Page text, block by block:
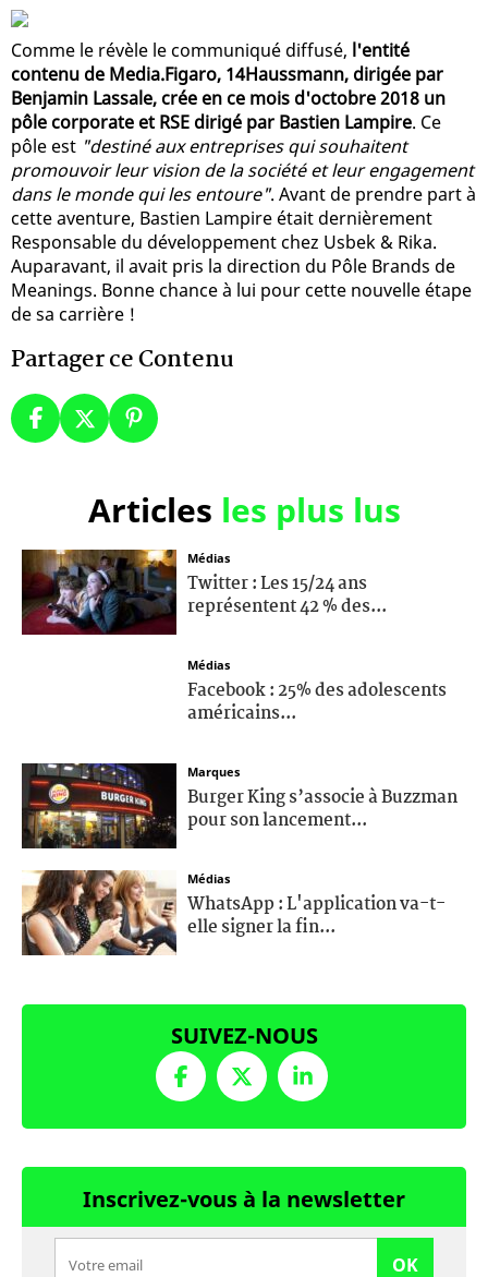
Comme le révèle le communiqué diffusé, l'entité
contenu de Media.Figaro, 14Haussmann, dirigée par
Benjamin Lassale, crée en ce mois d'octobre 2018 un
pôle corporate et RSE dirigé par Bastien Lampire. Ce
pôle est "destiné aux entreprises qui souhaitent
promouvoir leur vision de la société et leur engagement
dans le monde qui les entoure". Avant de prendre part à
cette aventure, Bastien Lampire était dernièrement
Responsable du développement chez Usbek & Rika.
Auparavant, il avait pris la direction du Pôle Brands de
Meanings. Bonne chance à lui pour cette nouvelle étape
de sa carrière !
Partager ce Contenu
Articles les plus lus
Médias
Twitter : Les 15/24 ans
représentent 42 % des...
Médias
Facebook : 25% des adolescents
américains...
Marques
Burger King s’associe à Buzzman
pour son lancement...
Médias
WhatsApp : L'application va-t-
elle signer la fin...
SUIVEZ-NOUS
Inscrivez-vous à la newsletter
OK